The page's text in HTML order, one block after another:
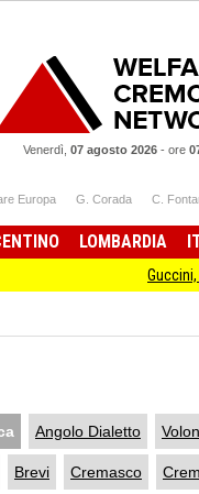
Venerdì, 07 agosto 2026 - ore
Europa G. Corada C.
LOMBARDIA
Guccini, Schlein:
Angolo Dialetto
Brevi Cremasco